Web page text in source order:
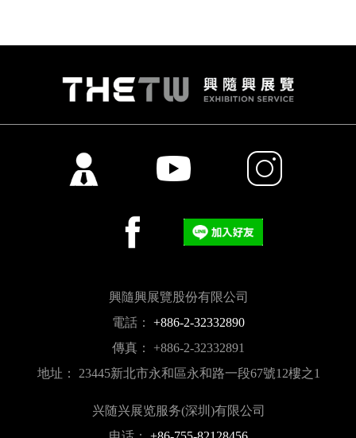
興隨興展覽股份有限公司
電話： +886-2-32332890
傳真： +886-2-32332891
地址： 23445新北市永和區永和路一段67號12樓之1
兴随兴展览服务(深圳)有限公司